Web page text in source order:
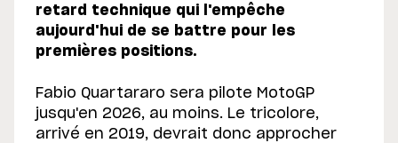
retard technique qui l'empêche
aujourd'hui de se battre pour les
premières positions.
Fabio Quartararo sera pilote MotoGP
jusqu'en 2026, au moins. Le tricolore,
arrivé en 2019, devrait donc approcher